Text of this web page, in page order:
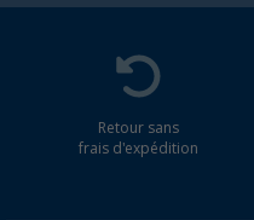
Retour sans
frais d'expédition